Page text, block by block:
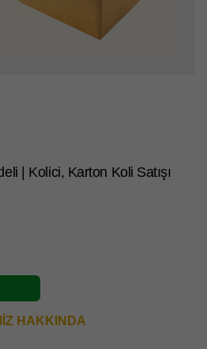
| Kolici, Karton Koli Satışı
HAKKINDA